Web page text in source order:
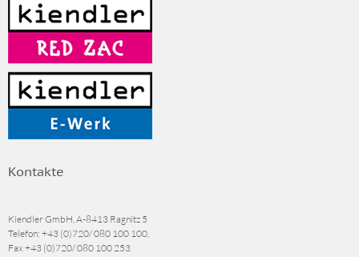
Kontakte
Kiendler GmbH, A-8413 Ragnitz 5
Telefon: +43 (0)720/ 080 100 100,
Fax +43 (0)720/ 080 100 253